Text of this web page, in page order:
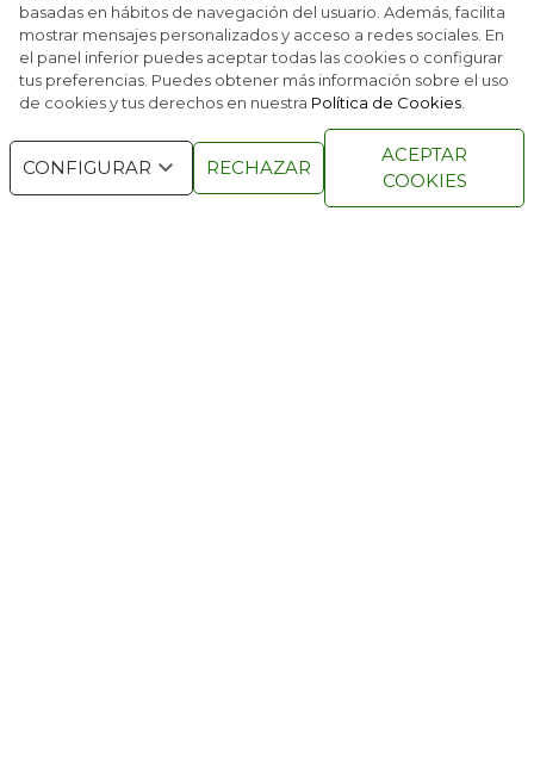
basadas en hábitos de navegación del usuario. Además, facilita
mostrar mensajes personalizados y acceso a redes sociales. En
el panel inferior puedes aceptar todas las cookies o configurar
tus preferencias. Puedes obtener más información sobre el uso
de cookies y tus derechos en nuestra Política de Cookies
CONFIGURAR RECHAZAR
ACEPTAR
COOKIES